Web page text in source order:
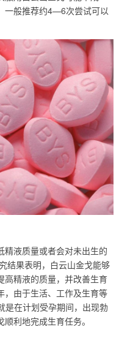
一般推荐约4—6次尝试可以
液质量或者会对未出生的
结果表明，白云山金戈能够
高精液的质量，并改善生育
，由于生活、工作及生育等
是在计划受孕期间，出现勃
利地完成生育任务。